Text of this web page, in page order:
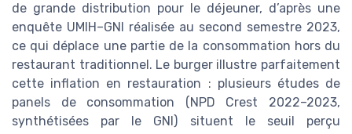
de grande distribution pour le déjeuner, d’après une
enquête UMIH–GNI réalisée au second semestre 2023,
ce qui déplace une partie de la consommation hors du
restaurant traditionnel. Le burger illustre parfaitement
cette inflation en restauration : plusieurs études de
panels de consommation (NPD Crest 2022–2023,
synthétisées par le GNI) situent le seuil perçu